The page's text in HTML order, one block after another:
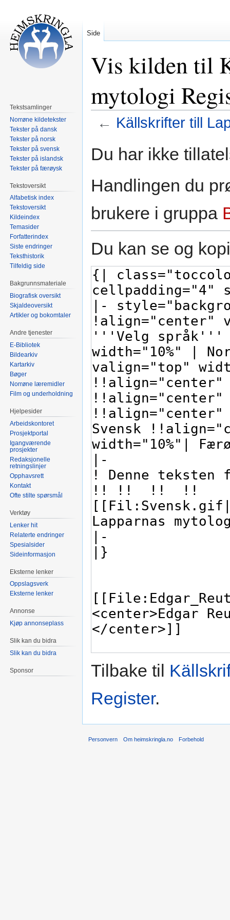
Vis kilden til
mytologi
← Källskrifter till
Du har ikke
Handlingen du
brukere i gruppa
Du kan se og
Tilbake til
Register.
Side
Tekstsamlinger
Norrøne kildetekster
Tekster på dansk
Tekster på norsk
Tekster på svensk
Tekster på islandsk
Tekster på færøysk
Tekstoversikt
Alfabetisk index
Tekstoversikt
Kildeindex
Temasider
Forfatterindex
Siste endringer
Teksthistorik
Tilfeldig side
Bakgrunnsmateriale
Biografisk oversikt
Skjaldeoversikt
Artikler og bokomtaler
Andre tjenester
E-Bibliotek
Bildearkiv
Kartarkiv
Bøger
Norrøne læremidler
Film og underholdning
Hjelpesider
Arbeidskontoret
Prosjektportal
Igangværende
prosjekter
Redaksjonelle
retningslinjer
Opphavsrett
Kontakt
Ofte stilte spørsmål
Verktøy
Lenker hit
Relaterte endringer
Spesialsider
Sideinformasjon
Eksterne lenker
Oppslagsverk
Eksterne lenker
Annonse
Kjøp annonseplass
Slik kan du bidra
Slik kan du bidra
Sponsor
Personvern Om heimskringla.no Forbehold